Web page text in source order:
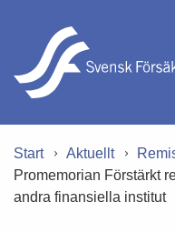
Start Aktuellt
Promemorian Förstärkt
andra finansiella institut